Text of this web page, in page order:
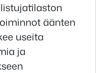
äänten
useita
ja